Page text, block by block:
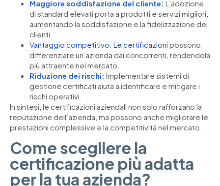
Maggiore soddisfazione del cliente: L’adozione
di standard elevati porta a prodotti e servizi migliori,
aumentando la soddisfazione e la fidelizzazione dei
clienti.
Vantaggio competitivo: Le certificazioni possono
differenziare un’azienda dai concorrenti, rendendola
più attraente nel mercato.
Riduzione dei rischi: Implementare sistemi di
gestione certificati aiuta a identificare e mitigare i
rischi operativi.
In sintesi, le certificazioni aziendali non solo rafforzano la
reputazione dell’azienda, ma possono anche migliorare le
prestazioni complessive e la competitività nel mercato.
Come scegliere la
certificazione più adatta
per la tua azienda?